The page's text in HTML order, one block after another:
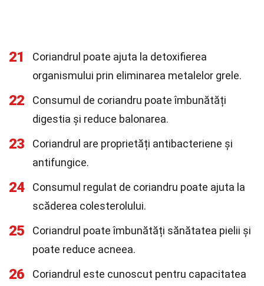
21
Coriandrul poate ajuta la detoxifierea
organismului prin eliminarea metalelor grele.
22
Consumul de coriandru poate îmbunătăți
digestia și reduce balonarea.
23
Coriandrul are proprietăți antibacteriene și
antifungice.
24
Consumul regulat de coriandru poate ajuta la
scăderea colesterolului.
25
Coriandrul poate îmbunătăți sănătatea pielii și
poate reduce acneea.
26
Coriandrul este cunoscut pentru capacitatea